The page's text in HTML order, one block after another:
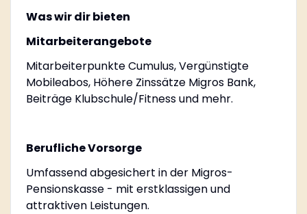
Was wir dir bieten
Mitarbeiterangebote
Mitarbeiterpunkte Cumulus, Vergünstigte
Mobileabos, Höhere Zinssätze Migros Bank,
Beiträge Klubschule/Fitness und mehr.
Berufliche Vorsorge
Umfassend abgesichert in der Migros-
Pensionskasse - mit erstklassigen und
attraktiven Leistungen.